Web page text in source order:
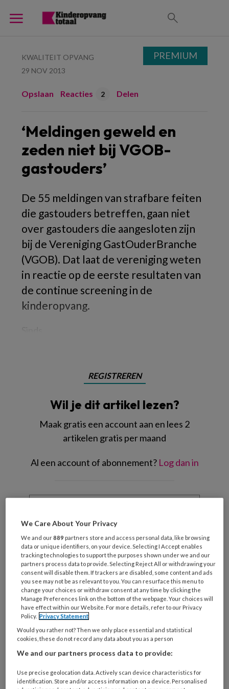
KWALITEIT OPVANG
29 NOV 2013
Opslaan Reacties 2 Delen
‘Meldingen geweld en
zeden niet bij VGOB-
gastouders’
De 55 meldingen van strafbare feiten
die gastouders betreffen, gaan niet
over gastouders die aangesloten zijn
bij de Vereniging GastOuderBranche
(VGOB). Dat laat de vereniging weten
in reactie op de eerste resultaten van
de continue screening in de
kinderopvang.
REGISTREREN
Wil je dit artikel lezen?
Maak gratis een account aan en lees 2
artikelen gratis per maand
Al een account of abonnement? Log dan in
Wat
e-
mailadres?
* *
Kies
je
wachtwoord* *
Kies
je
functie *
Bij
welke
organisatie
werk
Untitled
Ontvang 2x per week de
KinderopvangTotaal nieuwsbrief
PREMIUM
We Care About Your Privacy
We and our889 partners store and access personal data, like browsing
data or unique identifiers, on your device. Selecting I Accept enables
tracking technologies to support the purposes shown under we and our
partners process data to provide. Selecting Reject All or withdrawing your
consent will disable them. If trackers are disabled, some content and ads
you see may not be as relevant to you. You can resurface this menu to
change your choices or withdraw consent at any time by clicking the
Manage Preferences link on the bottom of the webpage. Your choices will
have effect within our Website. For more details, refer to our Privacy
Policy. Privacy Statement
Would you rather not? Then we only place essential and statistical
cookies, these do not record any data about you as a person
We and our partners process data to provide:
Use precise geolocation data. Actively scan device characteristics for
identification. Store and/or access information on a device. Personalised